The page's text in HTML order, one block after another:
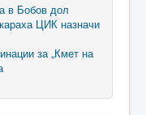
в Бобов дол
ЦИК назначи
за „Кмет на